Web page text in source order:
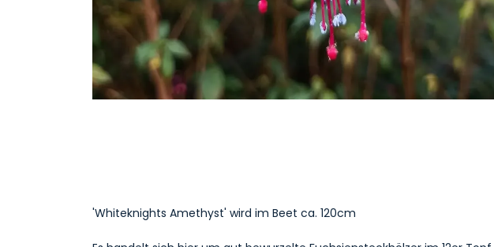
'Whiteknights Amethyst' wird im Beet ca. 120cm